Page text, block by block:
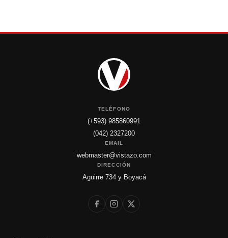
TELÉFONO
(+593) 985860991
(042) 2327200
EMAIL
webmaster@vistazo.com
DIRECCIÓN
Aguirre 734 y Boyacá